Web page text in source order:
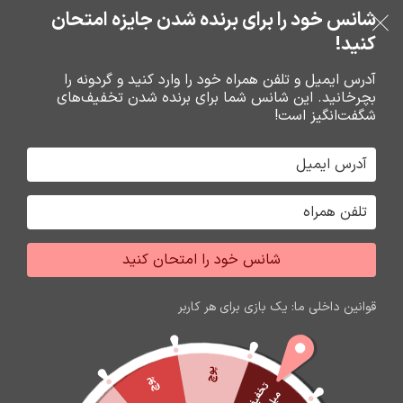
خرید قسطی با ترب‌پی
عبور به ناوبری
رفتن به محتوای اصلی
0 ریال
رينگ لايت چراغ قوه
جشواره فروش محصولات اپل
برای تغییر این متن بر روی دکمه ویرایش کلیک کنید. لورم
ایپسوم متن ساختگی با تولید سادگی نامفهوم از صنعت چاپ
59
روز
14
ساعت
55
دقیقه
01
ثانیه
فروشگاه نوین تراشه گنجی
پوچ
پوچ
شانس خود را برای برنده شدن جایزه امتحان
کنید!
آدرس ایمیل و تلفن همراه خود را وارد کنید و گردونه را
بچرخانید. این شانس شما برای برنده شدن تخفیف‌های
شگفت‌انگیز است!
شانس خود را امتحان کنید
قوانین داخلی ما: یک بازی برای هر کاربر